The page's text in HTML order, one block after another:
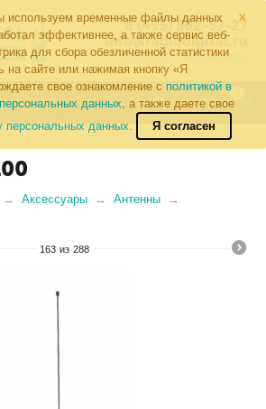
×
используем временные файлы данных
эффективнее, а также сервис веб-
для сбора обезличенной статистики
на сайте или нажимая кнопку «Я
свое ознакомление с политикой в
данных, а также даете свое
персональных данных.
Я согласен
8 (495) 502-57-27
info@radiodigital.ru
Контакты Перезвонить
Аксессуары
Антенны
163 из 288